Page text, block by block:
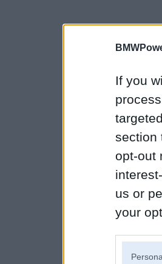
If you
section
opt-out
us or
your